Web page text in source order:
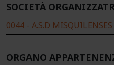
SOCIETÀ
0044 - A.S.D
ORGANO